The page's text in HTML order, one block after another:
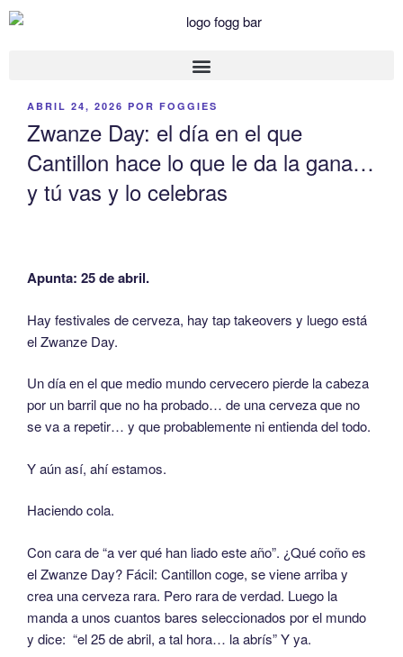
ABRIL 24, 2026 POR FOGGIES
Zwanze Day: el día en el que
Cantillon hace lo que le da la gana…
y tú vas y lo celebras
Apunta: 25 de abril.
Hay festivales de cerveza, hay tap takeovers y luego está
el Zwanze Day.
Un día en el que medio mundo cervecero pierde la cabeza
por un barril que no ha probado… de una cerveza que no
se va a repetir… y que probablemente ni entienda del todo.
Y aún así, ahí estamos.
Haciendo cola.
Con cara de “a ver qué han liado este año”. ¿Qué coño es
el Zwanze Day? Fácil: Cantillon coge, se viene arriba y
crea una cerveza rara. Pero rara de verdad. Luego la
manda a unos cuantos bares seleccionados por el mundo
y dice: “el 25 de abril, a tal hora… la abrís” Y ya.